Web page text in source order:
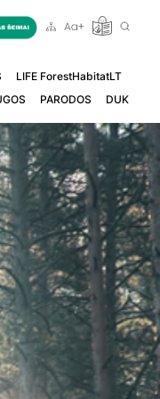
LIFE ForestHabitatLT
PARODOS DUK